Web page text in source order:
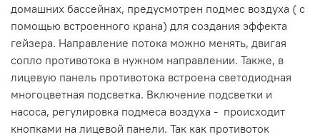
домашних бассейнах, предусмотрен подмес воздуха ( с
помощью встроенного крана) для создания эффекта
гейзера. Направление потока можно менять, двигая
сопло противотока в нужном направлении. Также, в
лицевую панель противотока встроена светодиодная
многоцветная подсветка. Включение подсветки и
насоса, регулировка подмеса воздуха - происходит
кнопками на лицевой панели. Так как противоток